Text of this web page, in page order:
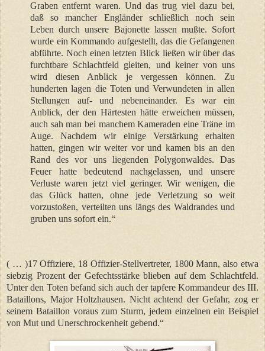
Graben entfernt waren. Und das trug viel dazu bei,
daß so mancher Engländer schließlich noch sein
Leben durch unsere Bajonette lassen mußte. Sofort
wurde ein Kommando aufgestellt, das die Gefangenen
abführte. Noch einen letzten Blick ließen wir über das
furchtbare Schlachtfeld gleiten, und keiner von uns
wird diesen Anblick je vergessen können. Zu
hunderten lagen die Toten und Verwundeten in allen
Stellungen auf- und nebeneinander. Es war ein
Anblick, der den Härtesten hätte erweichen müssen,
auch sah man bei manchem Kameraden eine Träne im
Auge. Nachdem wir einige Verstärkung erhalten
hatten, gingen wir weiter vor und kamen bis an den
Rand des vor uns liegenden Polygonwaldes. Das
Feuer hatte bedeutend nachgelassen, und unsere
Verluste waren jetzt viel geringer. Wir wenigen, die
das Glück hatten, ohne jede Verletzung so weit
vorzustoßen, verteilten uns längs des Waldrandes und
gruben uns sofort ein.“
( … )17 Offiziere, 18 Offizier-Stellvertreter, 1800 Mann, also etwa
siebzig Prozent der Gefechtsstärke blieben auf dem Schlachtfeld.
Unter den Toten befand sich auch der tapfere Kommandeur des III.
Bataillons, Major Holtzhausen. Nicht achtend der Gefahr, zog er
seinem Bataillon voraus zum Sturm, jedem einzelnen ein Beispiel
von Mut und Unerschrockenheit gebend.“